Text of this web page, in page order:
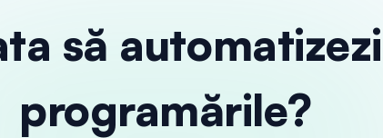
să automatizezi
programările?